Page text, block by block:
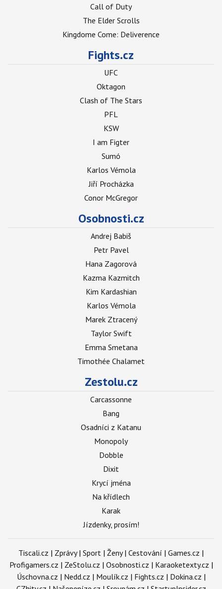
Call of Duty
The Elder Scrolls
Kingdome Come: Deliverence
Fights.cz
UFC
Oktagon
Clash of The Stars
PFL
KSW
I am Figter
Sumó
Karlos Vémola
Jiří Procházka
Conor McGregor
Osobnosti.cz
Andrej Babiš
Petr Pavel
Hana Zagorová
Kazma Kazmitch
Kim Kardashian
Karlos Vémola
Marek Ztracený
Taylor Swift
Emma Smetana
Timothée Chalamet
Zestolu.cz
Carcassonne
Bang
Osadníci z Katanu
Monopoly
Dobble
Dixit
Krycí jména
Na křídlech
Karak
Jízdenky, prosím!
Tiscali.cz | Zprávy| Sport | Ženy| Cestování | Games.cz |
Profigamers.cz | ZeStolu.cz | Osobnosti.cz | Karaoketexty.cz |
Úschovna.cz | Nedd.cz | Moulík.cz | Fights.cz | Dokina.cz |